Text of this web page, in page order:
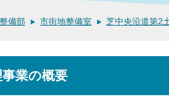
備部 市街地整備室 芝中央沿道第2
業の概要